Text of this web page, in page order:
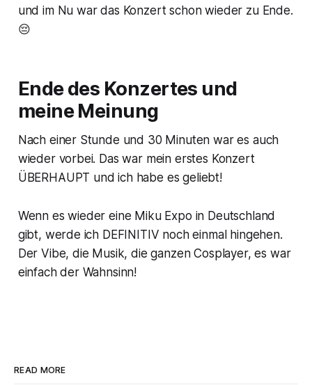
und im Nu war das Konzert schon wieder zu Ende.
😔
Ende des Konzertes und
meine Meinung
Nach einer Stunde und 30 Minuten war es auch
wieder vorbei. Das war mein erstes Konzert
ÜBERHAUPT und ich habe es geliebt!
Wenn es wieder eine Miku Expo in Deutschland
gibt, werde ich DEFINITIV noch einmal hingehen.
Der Vibe, die Musik, die ganzen Cosplayer, es war
einfach der Wahnsinn!
READ MORE